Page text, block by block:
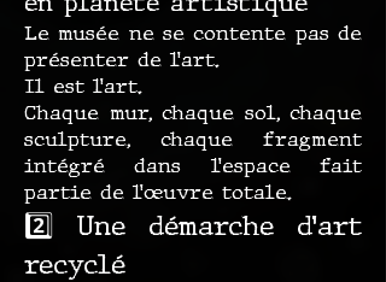
Le musée ne se contente pas de
présenter de l’art.
Il est l’art.
Chaque mur, chaque sol, chaque
sculpture, chaque fragment
intégré dans l’espace fait
partie de l’œuvre totale.
2️⃣ Une démarche d’art
recyclé